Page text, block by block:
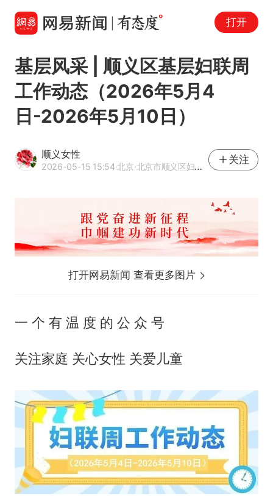
打开
基层风采 | 顺义区基层妇联周
工作动态（2026年5月4
日-2026年5月10日）
顺义女性
2026-05-15 15:54·北京·北京市顺义区妇女联合会
关注
打开网易新闻 查看更多图片
一 个 有 温 度 的 公 众 号
关注家庭 关心女性 关爱儿童